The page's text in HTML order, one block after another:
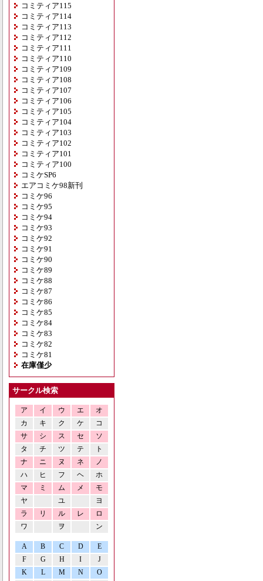
コミティア115
コミティア114
コミティア113
コミティア112
コミティア111
コミティア110
コミティア109
コミティア108
コミティア107
コミティア106
コミティア105
コミティア104
コミティア103
コミティア102
コミティア101
コミティア100
コミケSP6
エアコミケ98新刊
コミケ96
コミケ95
コミケ94
コミケ93
コミケ92
コミケ91
コミケ90
コミケ89
コミケ88
コミケ87
コミケ86
コミケ85
コミケ84
コミケ83
コミケ82
コミケ81
在庫僅少
サークル検索
ア イ ウ エ
オ
カ
キ ク ケ
コ
サ
シ ス セ
ソ
タ
チ ツ テ
ト
ナ
ニ ヌ ネ
ノ
ハ
ヒ フ ヘ
ホ
マ
ミ ム メ
モ
ヤ
ユ
ヨ
ラ
リ ル レ
ロ
ワ
ヲ ン
A B C D
E
F
G H I
J
K
L M N O